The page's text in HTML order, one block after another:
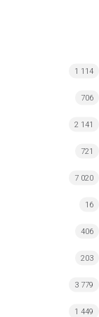
1 114
706
2 141
721
7 020
16
406
203
3 779
1 449